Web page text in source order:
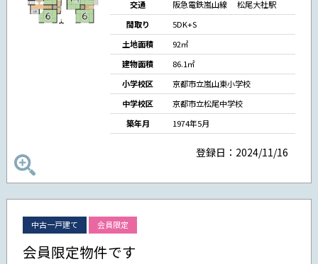
交通
阪急電鉄嵐山線 松尾大社駅
間取り
5DK+S
土地面積
92㎡
建物面積
86.1㎡
小学校区
京都市立嵐山東小学校
中学校区
京都市立松尾中学校
築年月
1974年5月
登録日：2024/11/16
中古一戸建て 会員限定
会員限定物件です